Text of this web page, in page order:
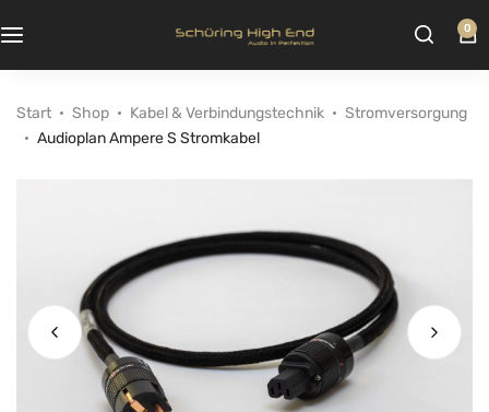
0
Start Shop Kabel & Verbindungstechnik
Stromversorgung
Audioplan Ampere S Stromkabel